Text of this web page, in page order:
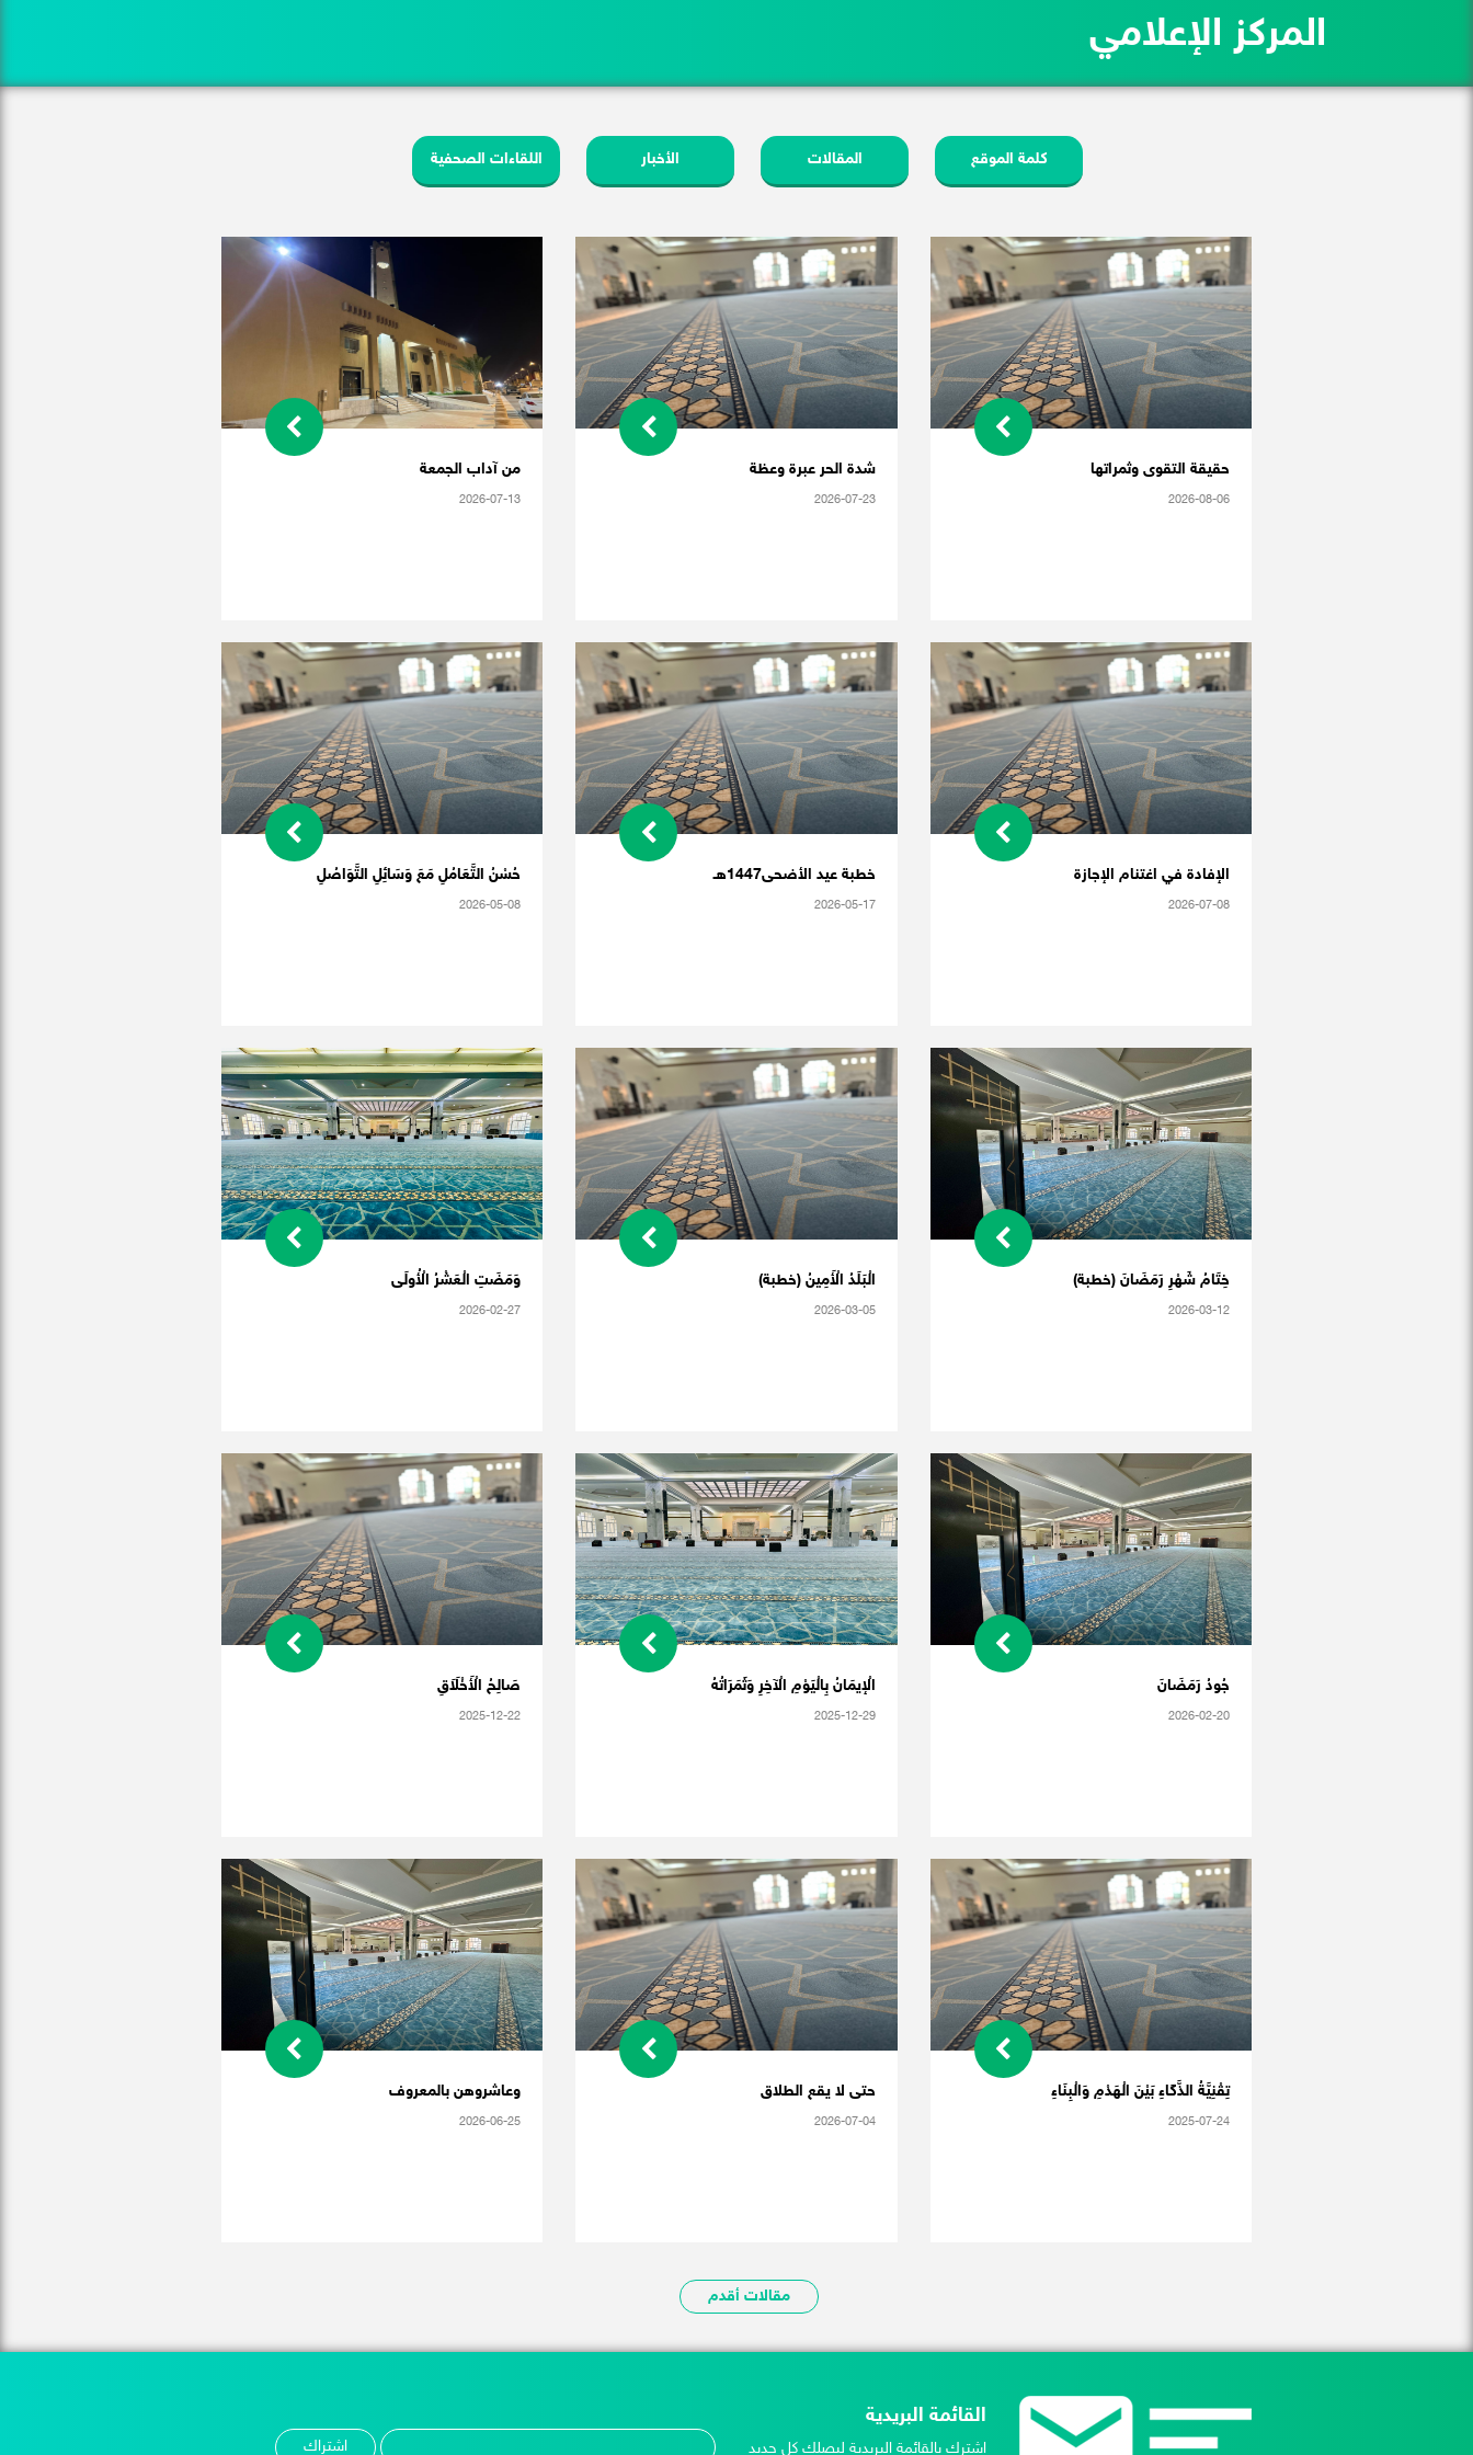
المركز الإعلامي
اللقاءات الصحفية الأخبار المقالات كلمة الموقع
حقيقة التقوى وثمراتها
2026-08-06
شدة الحر عبرة وعظة
2026-07-23
من آداب الجمعة
2026-07-13
الإفادة في اغتنام الإجازة
2026-07-08
خطبة عيد الأضحى1447هـ
2026-05-17
حُسْنُ التَّعَامُلِ مَعَ وَسَائِلِ التَّوَاصُلِ
2026-05-08
خِتَامُ شَهْرِ رَمَضَانَ (خطبة)
2026-03-12
الْبَلَدُ الْأَمِينُ (خطبة)
2026-03-05
وَمَضَتِ الْعَشْرُ الْأُولَى
2026-02-27
جُودُ رَمَضَانَ
2026-02-20
الْإيمَانُ بِالْيَوْمِ الْآخِرِ وَثَمَرَاتُهُ
2025-12-29
صَالِحُ الْأَخْلَاَقِ
2025-12-22
تِقْنِيَّةُ الذَّكَاءِ بَيْنَ الْهَدْمِ وَالْبِنَاءِ
2025-07-24
حتى لا يقع الطلاق
2026-07-04
وعاشروهن بالمعروف
2026-06-25
مقالات أقدم
القائمة البريدية
اشترك بالقائمة البريدية ليصلك كل جديد